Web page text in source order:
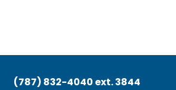
(787) 832-4040 ext. 3844